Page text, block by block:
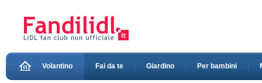
Volantino Fai da te Giardino Per bambini